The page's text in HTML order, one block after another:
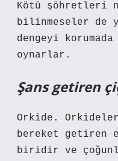
Kötü şöhretleri
bilinmeseler de
dengeyi
oynarlar.
Şans getiren
Orkide.
bereket getiren
biridir ve